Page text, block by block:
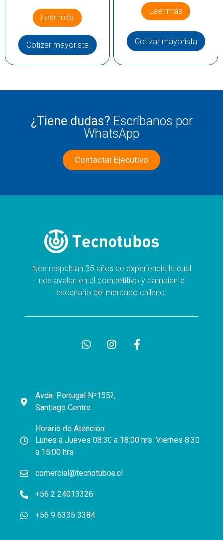
Leer más
Cotizar mayorista
Leer más
Cotizar mayorista
¿Tiene dudas? Escríbanos por
WhatsApp
Contactar Ejecutivo
Nos respaldan 35 años de experiencia la cual
nos avalan en el competitivo y cambiante
escenario del mercado chileno.
Avda. Portugal Nº1552,
Santiago Centro.
Horario de Atencion:
Lunes a Jueves 08:30 a 18:00 hrs. Viernes 8:30
a 15:00 hrs
comercial@tecnotubos.cl
+56 2 24013326
+56 9 6335 3384